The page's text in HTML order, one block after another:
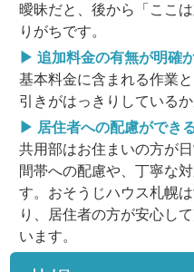
曖昧だと、後から「ここ
りがちです。
▶ 追加料金の有無が明確
基本料金に含まれる作業
引きがはっきりしているか
▶ 居住者への配慮ができ
共用部はお住まいの方が
間帯への配慮や、丁寧な
す。おそうじハウス札幌
り、居住者の方が安心し
います。